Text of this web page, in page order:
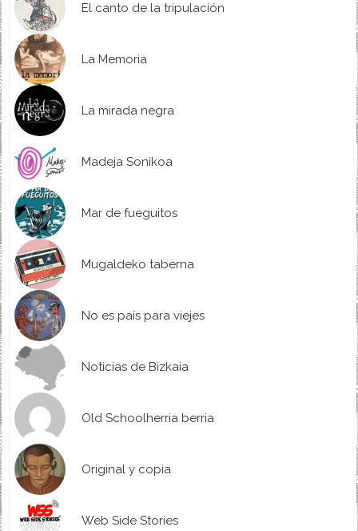
El canto de la tripulación
La Memoria
La mirada negra
Madeja Sonikoa
Mar de fueguitos
Mugaldeko taberna
No es país para viejes
Noticias de Bizkaia
Old Schoolherria berria
Original y copia
Web Side Stories